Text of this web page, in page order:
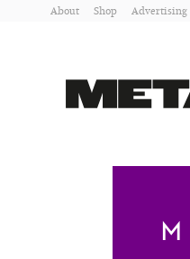
About Shop Advertising